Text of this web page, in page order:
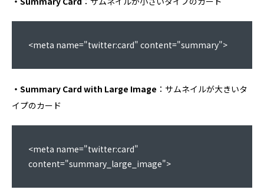
<meta name="twitter:card" content="summary">
・Summary Card with Large Image ：サムネイルが大きいタ
イプのカード
<meta name="twitter:card"
content="summary_large_image">